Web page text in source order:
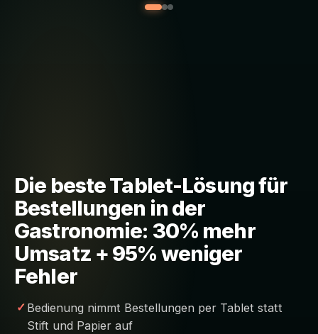
Die beste Tablet-Lösung für
Bestellungen in der
Gastronomie: 30% mehr
Umsatz + 95% weniger
Fehler
Bedienung nimmt Bestellungen per Tablet statt
Stift und Papier auf